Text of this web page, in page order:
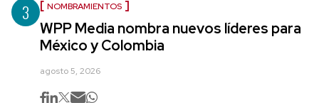
3 NOMBRAMIENTOS
WPP Media nombra nuevos líderes para
México y Colombia
agosto 5, 2026